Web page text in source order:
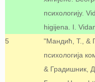
психологију.
higijena. I.
5
"Мандић, Т., &
психологија
& Градишник,